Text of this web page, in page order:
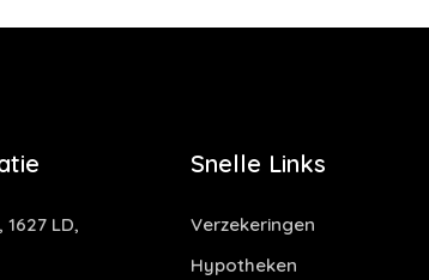
LD,
Snelle Links
Verzekeringen
Hypotheken